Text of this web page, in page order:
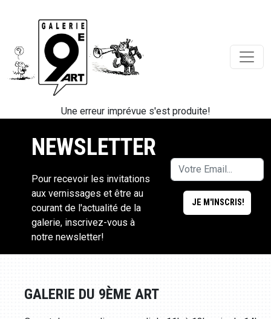
Une erreur imprévue s'est produite!
NEWSLETTER
Pour recevoir les invitations
aux vernissages et être au
courant de l'actualité de la
galerie, inscrivez-vous à
notre newsletter!
GALERIE DU 9ÈME ART